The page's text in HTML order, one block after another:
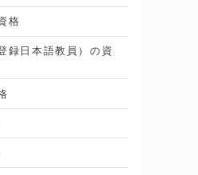
格
録日本語教員）の資